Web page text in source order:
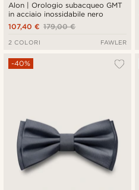
Alon | Orologio subacqueo GMT
in acciaio inossidabile nero
179,00 €
107,40 €
2 COLORI FAWLER
-40%